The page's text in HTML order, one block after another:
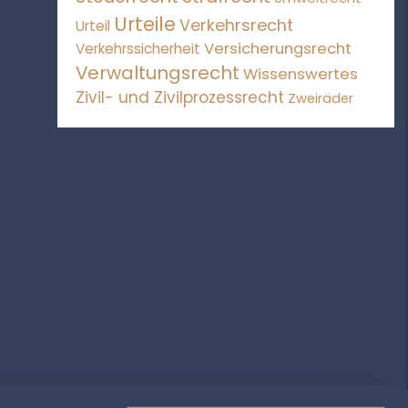
Urteil Urteile Verkehrsrecht
Verkehrssicherheit Versicherungsrecht
Verwaltungsrecht Wissenswertes
Zivil- und Zivilprozessrecht Zweiräder